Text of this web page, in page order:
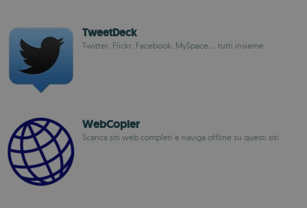
TweetDeck
Twitter, Flickr, Facebook, MySpace,... tutti insieme
WebCopier
Scarica siti web completi e naviga offline su questi siti